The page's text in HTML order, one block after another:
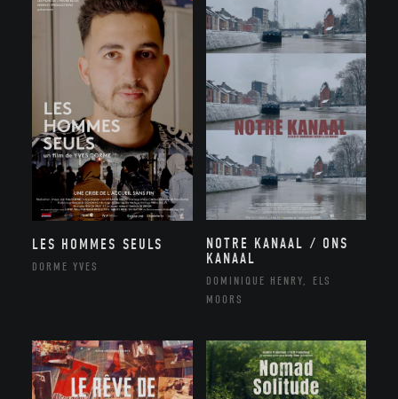
LES HOMMES SEULS
DORME YVES
NOTRE KANAAL / ONS
KANAAL
DOMINIQUE HENRY, ELS
MOORS